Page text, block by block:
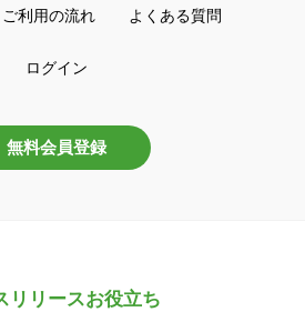
ご利用の流れ よくある質問
ログイン
無料会員登録
リリースお役立ち